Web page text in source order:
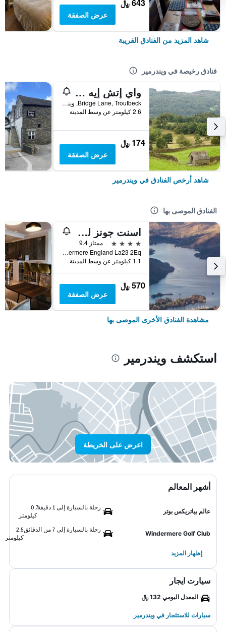
643 ﷼
عرض الصفقة
شاهد المزيد من الفنادق القريبة
فنادق رخيصة في ويندرمير
واي إتش إيه ويندرمير
Bridge Lane, Troutbeck, ويندرمير, المملكة المتحدة
2.6 كيلومتر عن وسط المدينة
174 ﷼
عرض الصفقة
شاهد أرخص الفنادق في ويندرمير
الفنادق الموصى بها
اسنت جونز لودج (اينكل أوفاف سيت هيلث كلوب)
4 نجوم
ممتاز 9.4
Lake Road Windermere England La23 2Eq, ويندرمير, المملكة المتحدة
1.1 كيلومتر عن وسط المدينة
570 ﷼
عرض الصفقة
مشاهدة الفنادق الأخرى الموصى بها
استكشف ويندرمير
اعرض على الخريطة
أشهر المعالم
عالم بياتريكس بوتر
رحلة بالسيارة إلى 1 دقيقة
0.7
كيلومتر
Windermere Golf Club
رحلة بالسيارة إلى 7 من الدقائق
2.5
كيلومتر
إظهار المزيد
سيارت ايجار
المعدل اليومي 132 ﷼
سيارات للاستئجار في ويندرمير